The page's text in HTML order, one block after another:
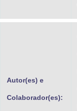
Autor(es) e
Colaborador(es):